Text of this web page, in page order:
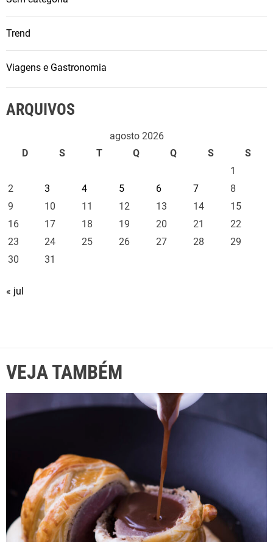
Trend
Viagens e Gastronomia
ARQUIVOS
agosto 2026
D
S T Q Q S
S
1
2
3 4 5 6 7
8
9
10 11 12 13 14
15
16
17 18 19 20 21
22
23
24 25 26 27 28
29
30
31
« jul
VEJA TAMBÉM